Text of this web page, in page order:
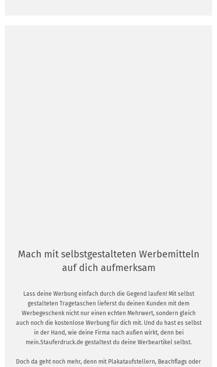
Mach mit selbstgestalteten Werbemitteln
auf dich aufmerksam
Lass deine Werbung einfach durch die Gegend laufen! Mit selbst
gestalteten Tragetaschen lieferst du deinen Kunden mit dem
Werbegeschenk nicht nur einen echten Mehrwert, sondern gleich
auch noch die kostenlose Werbung für dich mit. Und du hast es selbst
in der Hand, wie deine Firma nach außen wirkt, denn bei
mein.Stauferdruck.de gestaltest du deine Werbeartikel selbst.
Doch da geht noch mehr, denn mit Plakataufstellern, Beachflags oder